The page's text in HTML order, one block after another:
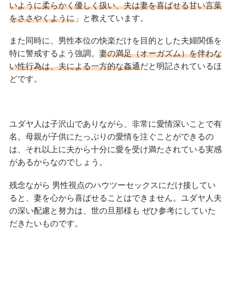
いように柔らかく優しく扱い、夫は妻を喜ばせる甘い言葉
をささやくように」と教えています。
また同時に、男性本位の快楽だけを目的とした夫婦関係を
特に警戒するよう強調。 妻の満足（オーガズム）を伴わな
い性行為は、夫による一方的な姦通だと明記されているほ
どです。
ユダヤ人は子沢山でありながら、非常に愛情深いことで有
名。母親が子供にたっぷりの愛情を注ぐことができるの
は、それ以上に夫から十分に愛を受け満たされている実感
があるからなのでしょう。
残念ながら 男性視点のハウツーセックスにだけ接してい
ると、妻を心から喜ばせることはできません。ユダヤ人夫
の深い配慮と努力は、世の旦那様も ぜひ参考にしていた
だきたいものです。